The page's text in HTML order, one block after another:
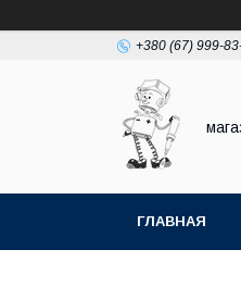
+380 (67) 999-
ГЛАВНАЯ